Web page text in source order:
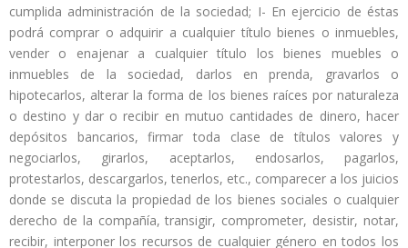
cumplida administración de la sociedad; I- En ejercicio de éstas
podrá comprar o adquirir a cualquier título bienes o inmuebles,
vender o enajenar a cualquier título los bienes muebles o
inmuebles de la sociedad, darlos en prenda, gravarlos o
hipotecarlos, alterar la forma de los bienes raíces por naturaleza
o destino y dar o recibir en mutuo cantidades de dinero, hacer
depósitos bancarios, firmar toda clase de títulos valores y
negociarlos, girarlos, aceptarlos, endosarlos, pagarlos,
protestarlos, descargarlos, tenerlos, etc., comparecer a los juicios
donde se discuta la propiedad de los bienes sociales o cualquier
derecho de la compañía, transigir, comprometer, desistir, notar,
recibir, interponer los recursos de cualquier género en todos los